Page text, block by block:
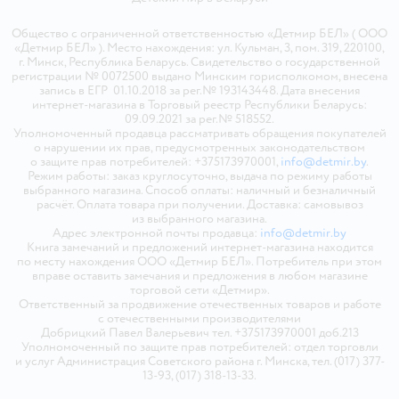
Общество с ограниченной ответственностью «Детмир БЕЛ» ( ООО
«Детмир БЕЛ» ). Место нахождения: ул. Кульман, 3, пом. 319, 220100,
г. Минск, Республика Беларусь. Свидетельство о государственной
регистрации № 0072500 выдано Минским горисполкомом, внесена
запись в ЕГР 01.10.2018 за рег.№ 193143448. Дата внесения
интернет-магазина в Торговый реестр Республики Беларусь:
09.09.2021 за рег.№ 518552.
Уполномоченный продавца рассматривать обращения покупателей
о нарушении их прав, предусмотренных законодательством
о защите прав потребителей: +375173970001, info@detmir.by.
Режим работы: заказ круглосуточно, выдача по режиму работы
выбранного магазина. Способ оплаты: наличный и безналичный
расчёт. Оплата товара при получении. Доставка: самовывоз
из выбранного магазина.
Адрес электронной почты продавца: info@detmir.by
Книга замечаний и предложений интернет-магазина находится
по месту нахождения ООО «Детмир БЕЛ». Потребитель при этом
вправе оставить замечания и предложения в любом магазине
торговой сети «Детмир».
Ответственный за продвижение отечественных товаров и работе
с отечественными производителями
Добрицкий Павел Валерьевич тел. +375173970001 доб.213
Уполномоченный по защите прав потребителей: отдел торговли
и услуг Администрация Советского района г. Минска, тел. (017) 377-
13-93, (017) 318-13-33.